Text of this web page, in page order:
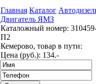
Главная Каталог
Двигатель ЯМЗ
Каталожный номер:
П2
Кемерово, товар в пути:
Цена (руб.): 134.-